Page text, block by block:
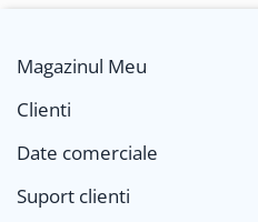
Magazinul Meu
Clienti
Date comerciale
Suport clienti